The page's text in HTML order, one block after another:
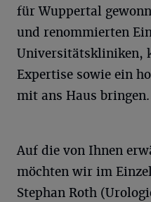
für Wuppertal
und renommierten
Universitätskliniken,
Expertise sowie ein
mit ans Haus bringen.
Auf die von Ihnen
möchten wir im
Stephan Roth